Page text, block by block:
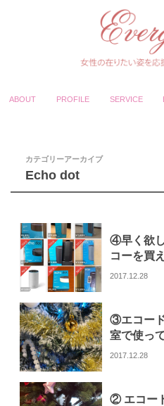
ABOUT PROFILE SERVICE
カテゴリーアーカイブ
Echo dot
④早く欲
コーを買
ら売ればい
2017.12.28
③エコー
室で使っ
て、でき
2017.12.28
② エコー